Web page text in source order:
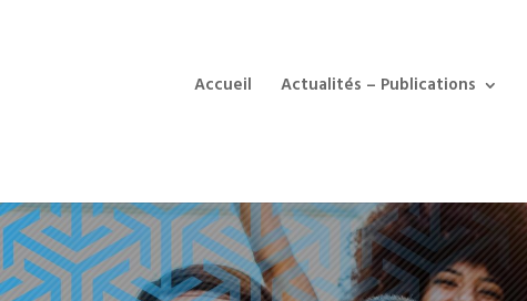
Accueil Actualités – Publications